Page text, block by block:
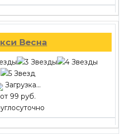
Весна
Загрузка...
от 99 руб.